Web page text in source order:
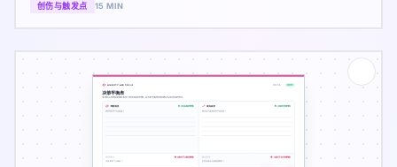
创伤与触发点 15 MIN